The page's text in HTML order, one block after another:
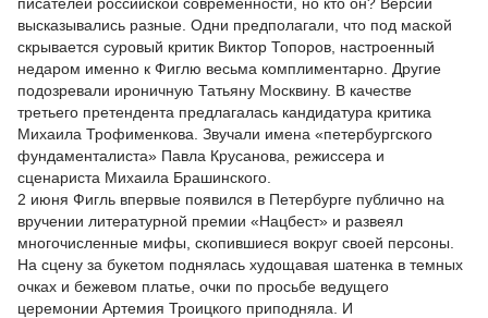
высказывались разные. Одни предполагали, что под маской
скрывается суровый критик Виктор Топоров, настроенный
недаром именно к Фиглю весьма комплиментарно. Другие
подозревали ироничную Татьяну Москвину. В качестве
третьего претендента предлагалась кандидатура критика
Михаила Трофименкова. Звучали имена «петербургского
фундаменталиста» Павла Крусанова, режиссера и
сценариста Михаила Брашинского.
2 июня Фигль впервые появился в Петербурге публично на
вручении литературной премии «Нацбест» и развеял
многочисленные мифы, скопившиеся вокруг своей персоны.
На сцену за букетом поднялась худощавая шатенка в темных
очках и бежевом платье, очки по просьбе ведущего
церемонии Артемия Троицкого приподняла. И